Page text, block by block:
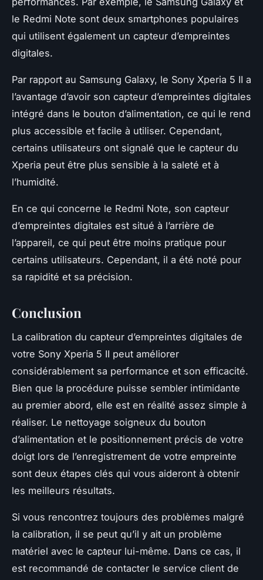
le Redmi Note sont deux smartphones populaires
qui utilisent également un capteur d’empreintes
digitales.
Par rapport au Samsung Galaxy, le Sony Xperia 5 II a
l’avantage d’avoir son capteur d’empreintes digitales
intégré dans le bouton d’alimentation, ce qui le rend
plus accessible et facile à utiliser. Cependant,
certains utilisateurs ont signalé que le capteur du
Xperia peut être plus sensible à la saleté et à
l’humidité.
En ce qui concerne le Redmi Note, son capteur
d’empreintes digitales est situé à l’arrière de
l’appareil, ce qui peut être moins pratique pour
certains utilisateurs. Cependant, il a été noté pour
sa rapidité et sa précision.
Conclusion
La calibration du capteur d’empreintes digitales de
votre Sony Xperia 5 II peut améliorer
considérablement sa performance et son efficacité.
Bien que la procédure puisse sembler intimidante
au premier abord, elle est en réalité assez simple à
réaliser. Le nettoyage soigneux du bouton
d’alimentation et le positionnement précis de votre
doigt lors de l’enregistrement de votre empreinte
sont deux étapes clés qui vous aideront à obtenir
les meilleurs résultats.
Si vous rencontrez toujours des problèmes malgré
la calibration, il se peut qu’il y ait un problème
matériel avec le capteur lui-même. Dans ce cas, il
est recommandé de contacter le service client de